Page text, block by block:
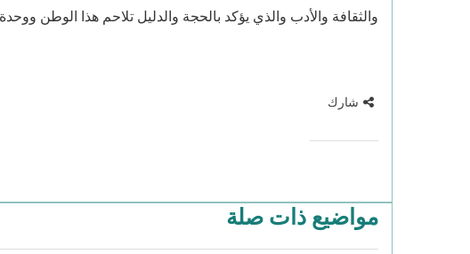
والثقافة والأدب والذي يؤكد بالحجة والدليل تلاحم هذا الوطن
شارك
مواضيع ذات صلة